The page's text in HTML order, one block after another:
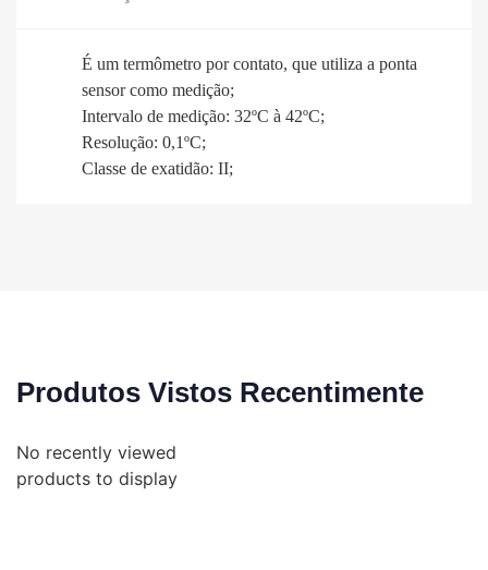
É um termômetro por contato, que utiliza a ponta
sensor como medição;
Intervalo de medição: 32ºC à 42ºC;
Resolução: 0,1ºC;
Classe de exatidão: II;
Produtos Vistos Recentimente
No recently viewed
products to display